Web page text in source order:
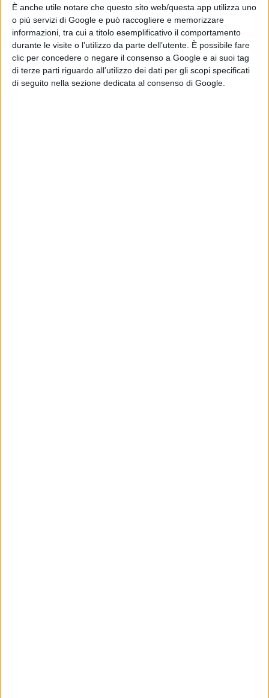
È anche utile notare che questo sito web/questa app utilizza uno
o più servizi di Google e può raccogliere e memorizzare
informazioni, tra cui a titolo esemplificativo il comportamento
durante le visite o l’utilizzo da parte dell’utente. È possibile fare
clic per concedere o negare il consenso a Google e ai suoi tag
di terze parti riguardo all’utilizzo dei dati per gli scopi specificati
di seguito nella sezione dedicata al consenso di Google.
con Adam Scott
conquista l’Italia
di La Redazione
Chi siamoContattiPrivacy PolicyCookie Policy
Emanuela Giuliani CFGLNMNL77T43L639Disclaimer